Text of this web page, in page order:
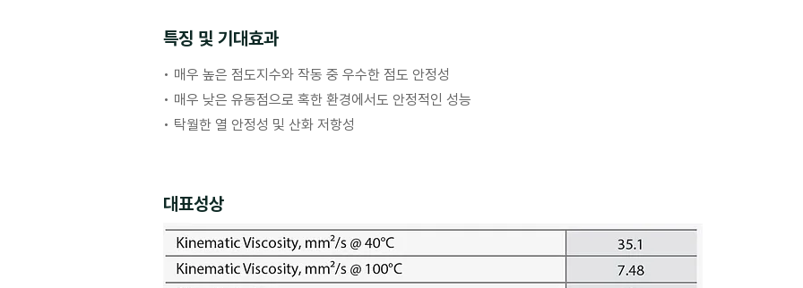
특징 및 기대효과
• 매우 높은 점도지수와 작동 중 우수한 점도 안정성
• 매우 낮은 유동점으로 혹한 환경에서도 안정적인 성능
• 탁월한 열 안정성 및 산화 저항성
대표성상